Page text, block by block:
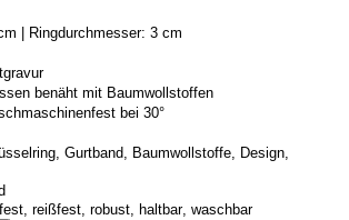
| Ringdurchmesser: 3 cm
benäht mit Baumwollstoffen
bei 30°
Gurtband, Baumwollstoffe, Design,
reißfest, robust, haltbar, waschbar